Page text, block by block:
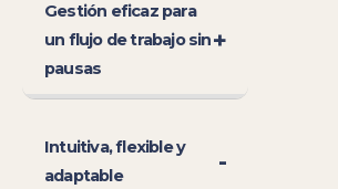
Gestión eficaz para
un flujo de trabajo sin
pausas
+
Intuitiva, flexible y
adaptable
-